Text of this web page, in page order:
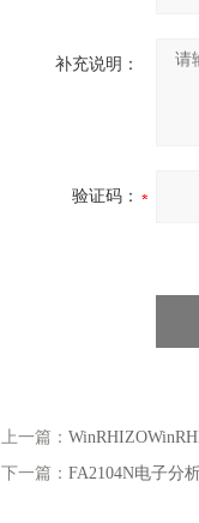
补充说明：
验证码：
上一篇：
下一篇： FA2104N电子分